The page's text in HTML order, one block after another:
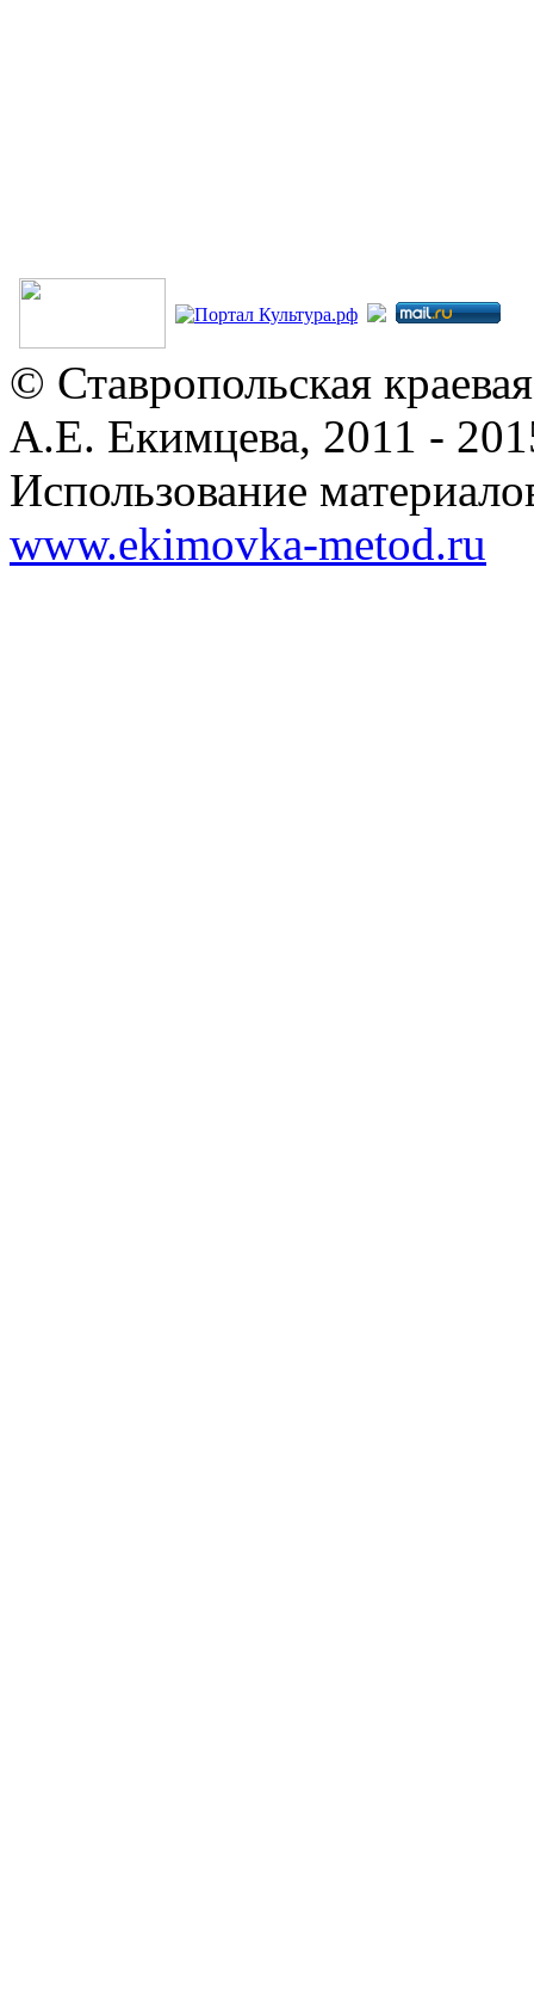
© Ставропольская
А.Е. Екимцева, 2011 -
Использование
www.ekimovka-metod.ru